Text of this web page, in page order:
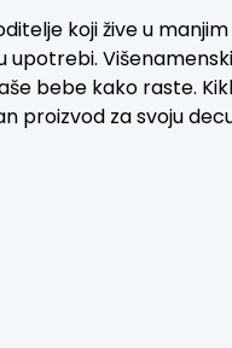
koji žive u
upotrebi.
bebe kako raste.
za svoju